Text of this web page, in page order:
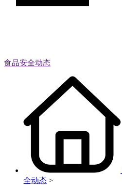
食品安全动态
全动态 >